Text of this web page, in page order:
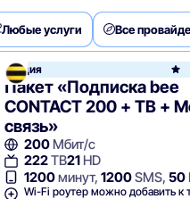
Любые услуги Все
NetByNet
Акция
Пакет «Подписка bee
CONTACT 200 + ТВ +
связь»
200 Мбит/с
222ТВ21 HD
1200минут,1200SMS,50
Wi-Fi роутер можно добавить к